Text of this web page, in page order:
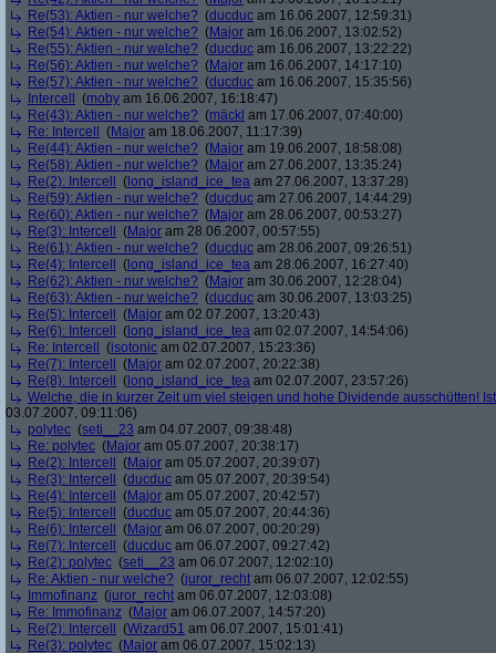
Re(53): Aktien - nur welche? (ducduc am 16.06.2007, 12:59:31)
Re(54): Aktien - nur welche? (Major am 16.06.2007, 13:02:52)
Re(55): Aktien - nur welche? (ducduc am 16.06.2007, 13:22:22)
Re(56): Aktien - nur welche? (Major am 16.06.2007, 14:17:10)
Re(57): Aktien - nur welche? (ducduc am 16.06.2007, 15:35:56)
Intercell
(moby am 16.06.2007, 16:18:47)
Re(43): Aktien - nur welche? (mäckl am 17.06.2007, 07:40:00)
Re: Intercell
(Major am 18.06.2007, 11:17:39)
Re(44): Aktien - nur welche? (Major am 19.06.2007, 18:58:08)
Re(58): Aktien - nur welche? (Major am 27.06.2007, 13:35:24)
Re(2): Intercell
( long_island_ice_tea am 27.06.2007, 13:37:28)
Re(59): Aktien - nur welche? (ducduc am 27.06.2007, 14:44:29)
Re(60): Aktien - nur welche? (Major am 28.06.2007, 00:53:27)
Re(3): Intercell
(Major am 28.06.2007, 00:57:55)
Re(61): Aktien - nur welche? (ducduc am 28.06.2007, 09:26:51)
Re(4): Intercell
( long_island_ice_tea am 28.06.2007, 16:27:40)
Re(62): Aktien - nur welche? (Major am 30.06.2007, 12:28:04)
Re(63): Aktien - nur welche? (ducduc am 30.06.2007, 13:03:25)
Re(5): Intercell
(Major am 02.07.2007, 13:20:43)
Re(6): Intercell
( long_island_ice_tea am 02.07.2007, 14:54:06)
Re: Intercell
(isotonic am 02.07.2007, 15:23:36)
Re(7): Intercell
(Major am 02.07.2007, 20:22:38)
Re(8): Intercell
( long_island_ice_tea am 02.07.2007, 23:57:26)
Welche, die in kurzer Zeit um viel steigen und hohe Dividende ausschütten!
03.07.2007, 09:11:06)
polytec (seti__23 am 04.07.2007, 09:38:48)
Re: polytec (Major am 05.07.2007, 20:38:17)
Re(2): Intercell
(Major am 05.07.2007, 20:39:07)
Re(3): Intercell
(ducduc am 05.07.2007, 20:39:54)
Re(4): Intercell
(Major am 05.07.2007, 20:42:57)
Re(5): Intercell
(ducduc am 05.07.2007, 20:44:36)
Re(6): Intercell
(Major am 06.07.2007, 00:20:29)
Re(7): Intercell
(ducduc am 06.07.2007, 09:27:42)
Re(2): polytec (seti__23 am 06.07.2007, 12:02:10)
Re: Aktien - nur welche? (juror_recht am 06.07.2007, 12:02:55)
Immofinanz (juror_recht am 06.07.2007, 12:03:08)
Re: Immofinanz (Major am 06.07.2007, 14:57:20)
Re(2): Intercell
(Wizard51 am 06.07.2007, 15:01:41)
Re(3): polytec (Major am 06.07.2007, 15:02:13)